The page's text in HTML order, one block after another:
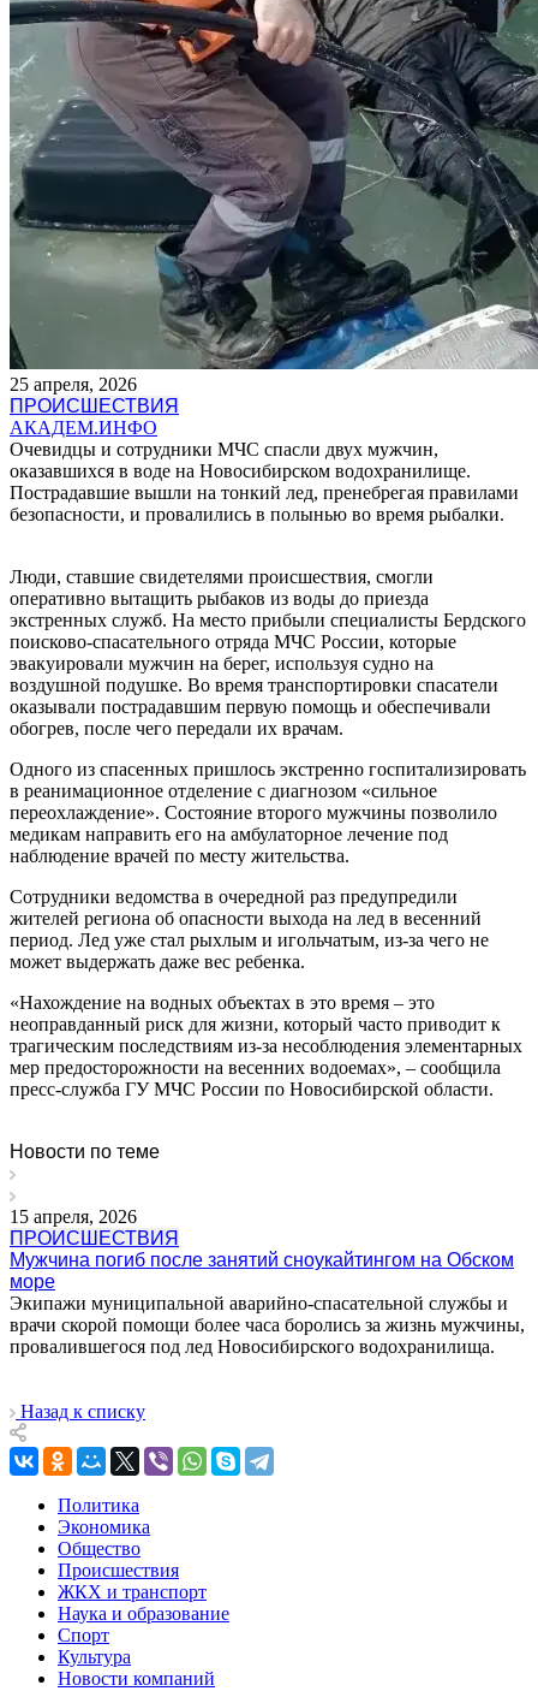
25 апреля, 2026
ПРОИСШЕСТВИЯ
АКАДЕМ.ИНФО
Очевидцы и сотрудники МЧС спасли двух мужчин,
оказавшихся в воде на Новосибирском водохранилище.
Пострадавшие вышли на тонкий лед, пренебрегая правилами
безопасности, и провалились в полынью во время рыбалки.
Люди, ставшие свидетелями происшествия, смогли
оперативно вытащить рыбаков из воды до приезда
экстренных служб. На место прибыли специалисты Бердского
поисково-спасательного отряда МЧС России, которые
эвакуировали мужчин на берег, используя судно на
воздушной подушке. Во время транспортировки спасатели
оказывали пострадавшим первую помощь и обеспечивали
обогрев, после чего передали их врачам.
Одного из спасенных пришлось экстренно госпитализировать
в реанимационное отделение с диагнозом «сильное
переохлаждение». Состояние второго мужчины позволило
медикам направить его на амбулаторное лечение под
наблюдение врачей по месту жительства.
Сотрудники ведомства в очередной раз предупредили
жителей региона об опасности выхода на лед в весенний
период. Лед уже стал рыхлым и игольчатым, из-за чего не
может выдержать даже вес ребенка.
«Нахождение на водных объектах в это время – это
неоправданный риск для жизни, который часто приводит к
трагическим последствиям из-за несоблюдения элементарных
мер предосторожности на весенних водоемах», – сообщила
пресс-служба ГУ МЧС России по Новосибирской области.
Новости по теме
15 апреля, 2026
ПРОИСШЕСТВИЯ
Мужчина погиб после занятий сноукайтингом на Обском
море
Экипажи муниципальной аварийно-спасательной службы и
врачи скорой помощи более часа боролись за жизнь мужчины,
провалившегося под лед Новосибирского водохранилища.
Назад к списку
Политика
Экономика
Общество
Происшествия
ЖКХ и транспорт
Наука и образование
Спорт
Культура
Новости компаний